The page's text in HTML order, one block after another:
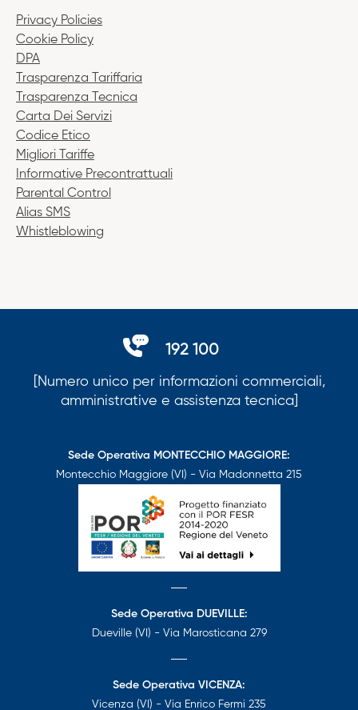
Privacy Policies
Cookie Policy
DPA
Trasparenza Tariffaria
Trasparenza Tecnica
Carta Dei Servizi
Codice Etico
Migliori Tariffe
Informative Precontrattuali
Parental Control
Alias SMS
Whistleblowing
192 100
[Numero unico per informazioni commerciali,
amministrative e assistenza tecnica]
Sede Operativa MONTECCHIO MAGGIORE:
Montecchio Maggiore (VI) - Via Madonnetta 215
Sede Operativa DUEVILLE:
Dueville (VI) - Via Marosticana 279
Sede Operativa VICENZA:
Vicenza (VI) - Via Enrico Fermi 235